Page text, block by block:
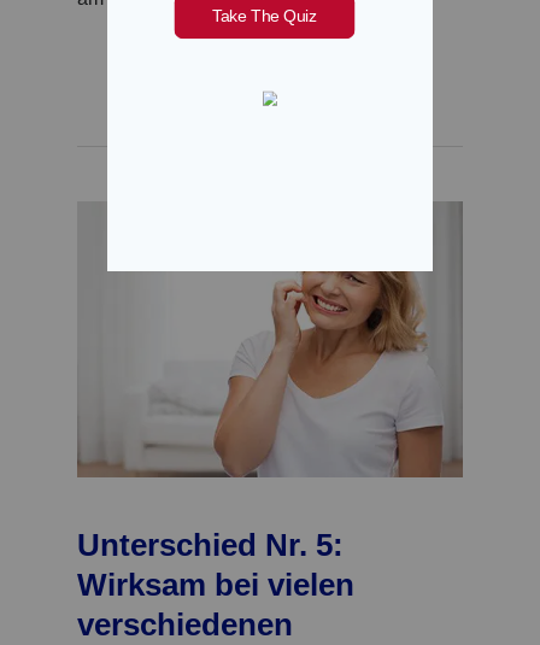
Unterschied Nr. 5:
Wirksam bei vielen
verschiedenen